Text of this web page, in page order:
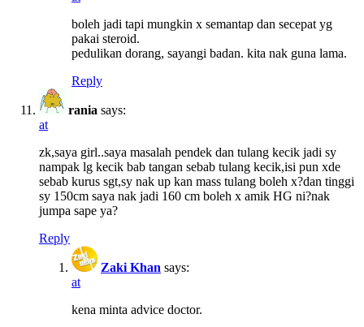
boleh jadi tapi mungkin x semantap dan secepat yg
pakai steroid.
pedulikan dorang, sayangi badan. kita nak guna lama.
Reply
rania says:
at
zk,saya girl..saya masalah pendek dan tulang kecik jadi sy
nampak lg kecik bab tangan sebab tulang kecik,isi pun xde
sebab kurus sgt,sy nak up kan mass tulang boleh x?dan tinggi
sy 150cm saya nak jadi 160 cm boleh x amik HG ni?nak
jumpa sape ya?
Reply
Zaki Khan says:
at
kena minta advice doctor.